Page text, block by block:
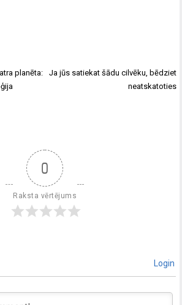
planēta:
Ja jūs satiekat šādu cilvēku, bēdziet
neatskatoties
0
Raksta vērtējums
Login